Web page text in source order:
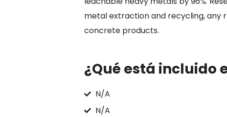
metal extraction and recycling, any
concrete products.
¿Qué está incluido
N/A
N/A